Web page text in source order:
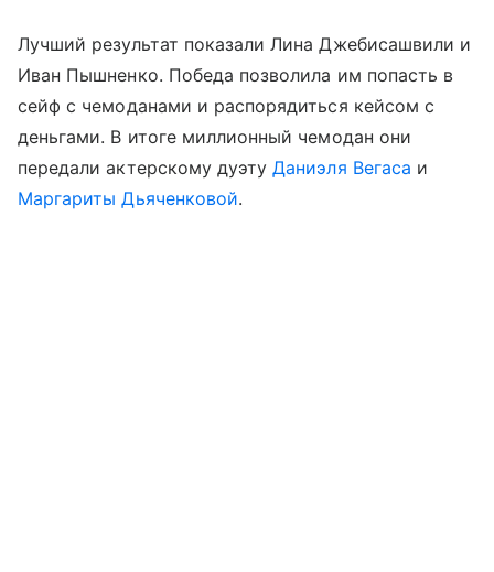
Лучший результат показали Лина Джебисашвили и
Иван Пышненко. Победа позволила им попасть в
сейф с чемоданами и распорядиться кейсом с
деньгами. В итоге миллионный чемодан они
передали актерскому дуэтуДаниэля Вегаса и
Маргариты Дьяченковой.